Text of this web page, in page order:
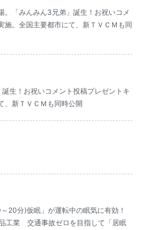
。「みんみん3兄弟」誕生！お祝いコメ
施。全国主要都市にて、新ＴＶＣＭも同
生！お祝いコメント投稿プレゼントキ
、新ＴＶＣＭも同時公開
20分)仮眠」が運転中の眠気に有効！
工業 交通事故ゼロを目指して「居眠